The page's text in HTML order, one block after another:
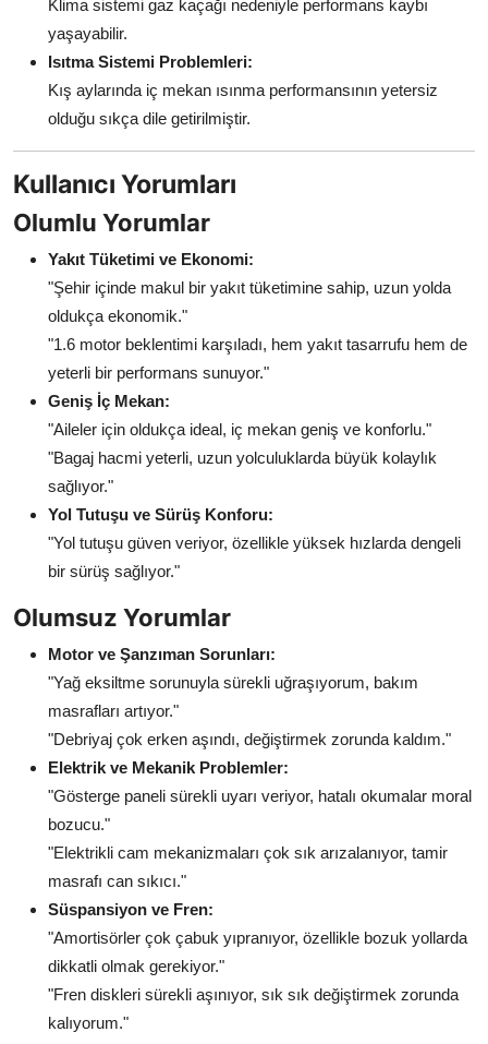
Klima sistemi gaz kaçağı nedeniyle performans kaybı
yaşayabilir.
Isıtma Sistemi Problemleri:
Kış aylarında iç mekan ısınma performansının yetersiz
olduğu sıkça dile getirilmiştir.
Kullanıcı Yorumları
Olumlu Yorumlar
Yakıt Tüketimi ve Ekonomi:
"Şehir içinde makul bir yakıt tüketimine sahip, uzun yolda
oldukça ekonomik."
"1.6 motor beklentimi karşıladı, hem yakıt tasarrufu hem de
yeterli bir performans sunuyor."
Geniş İç Mekan:
"Aileler için oldukça ideal, iç mekan geniş ve konforlu."
"Bagaj hacmi yeterli, uzun yolculuklarda büyük kolaylık
sağlıyor."
Yol Tutuşu ve Sürüş Konforu:
"Yol tutuşu güven veriyor, özellikle yüksek hızlarda dengeli
bir sürüş sağlıyor."
Olumsuz Yorumlar
Motor ve Şanzıman Sorunları:
"Yağ eksiltme sorunuyla sürekli uğraşıyorum, bakım
masrafları artıyor."
"Debriyaj çok erken aşındı, değiştirmek zorunda kaldım."
Elektrik ve Mekanik Problemler:
"Gösterge paneli sürekli uyarı veriyor, hatalı okumalar moral
bozucu."
"Elektrikli cam mekanizmaları çok sık arızalanıyor, tamir
masrafı can sıkıcı."
Süspansiyon ve Fren:
"Amortisörler çok çabuk yıpranıyor, özellikle bozuk yollarda
dikkatli olmak gerekiyor."
"Fren diskleri sürekli aşınıyor, sık sık değiştirmek zorunda
kalıyorum."